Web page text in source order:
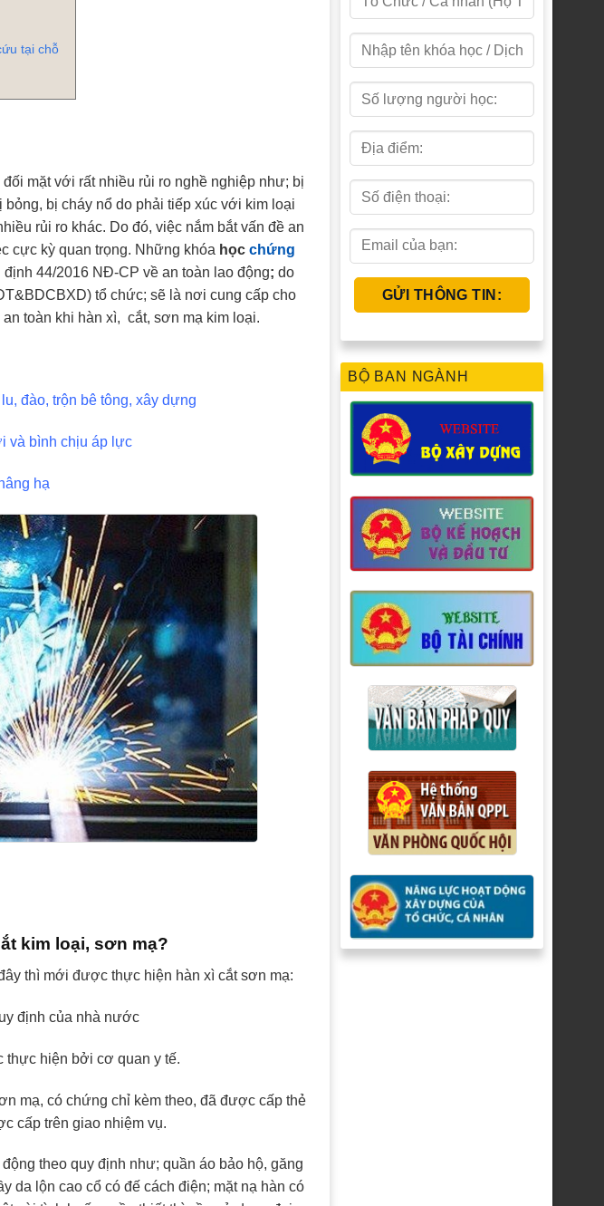
tại chỗ
mặt với rất nhiều rủi ro nghề nghiệp như; bị
bị cháy nổ do phải tiếp xúc với kim loại
rủi ro khác. Do đó, việc nắm bắt vấn đề an
cực kỳ quan trọng. Những khóa học chứng
định 44/2016 NĐ-CP về an toàn lao động; do
tổ chức; sẽ là nơi cung cấp cho
toàn khi hàn xì, cắt, sơn mạ kim loại.
đào, trộn bê tông, xây dựng
và bình chịu áp lực
hạ
kim loại, sơn mạ?
thì mới được thực hiện hàn xì cắt sơn mạ:
định của nhà nước
hiện bởi cơ quan y tế.
mạ, có chứng chỉ kèm theo, đã được cấp thẻ
cấp trên giao nhiệm vụ.
theo quy định như; quần áo bảo hộ, găng
da lộn cao cổ có đế cách điện; mặt nạ hàn có
BỘ BAN NGÀNH